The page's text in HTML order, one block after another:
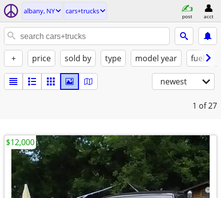
albany, NY cars+trucks
post acct
+ price sold by type model year fuel
newest
1 of 27
$12,000